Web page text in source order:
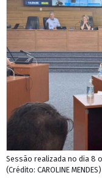
Sessão realizada no dia 8
(Crédito: CAROLINE MENDES)